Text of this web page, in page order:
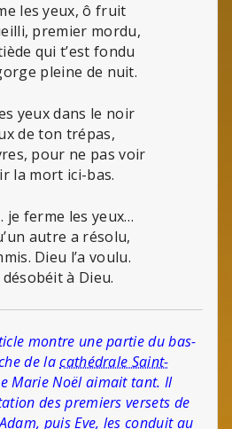
les yeux, ô fruit
premier mordu,
qui t’est fondu
pleine de nuit.
yeux dans le noir
de ton trépas,
pour ne pas voir
la mort ici-bas.
je ferme les yeux…
autre a résolu,
Dieu l’a voulu.
à Dieu.
montre une partie du bas-
de lacathédrale Saint-
Marie Noël aimait tant. Il
des premiers versets de
puis Eve, les conduit au